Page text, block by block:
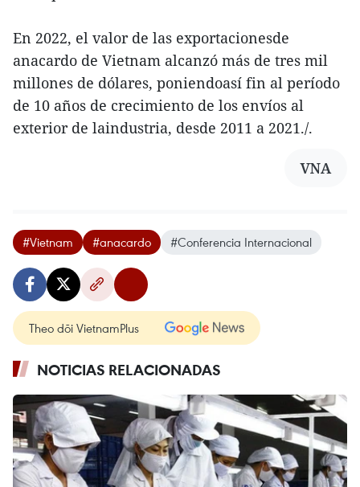
En 2022, el valor de las exportacionesde
anacardo de Vietnam alcanzó más de tres mil
millones de dólares, poniendoasí fin al período
de 10 años de crecimiento de los envíos al
exterior de laindustria, desde 2011 a 2021./.
VNA
#Vietnam #anacardo #Conferencia Internacional
Theo dõi VietnamPlus
NOTICIAS RELACIONADAS